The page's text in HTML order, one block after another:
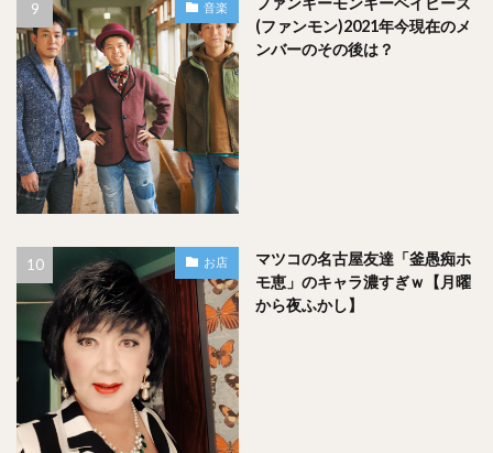
音楽
(ファンモン)2021年今現在のメ
ンバーのその後は？
お店
マツコの名古屋友達「釜愚痴ホ
モ恵」のキャラ濃すぎｗ【月曜
から夜ふかし】